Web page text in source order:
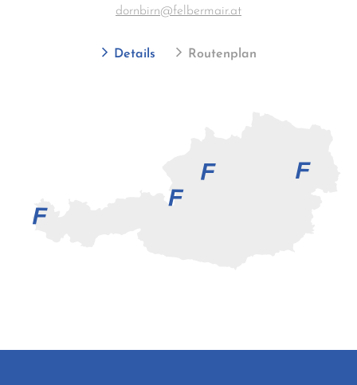
dornbirn@felbermair.at
Details Routenplan